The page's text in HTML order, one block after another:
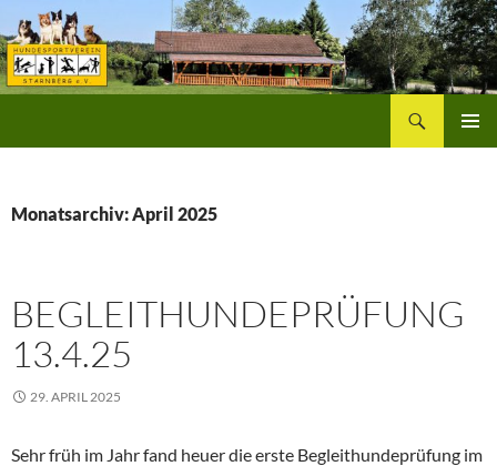
Inhalt
springen
Monatsarchiv: April 2025
BEGLEITHUNDEPRÜFUNG
13.4.25
29. APRIL 2025
Sehr früh im Jahr fand heuer die erste Begleithundeprüfung im